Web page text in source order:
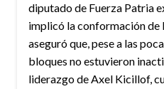
diputado de Fuerza Patria
implicó la conformación de
aseguró que, pese a las
bloques no estuvieron
liderazgo de Axel Kicillof,